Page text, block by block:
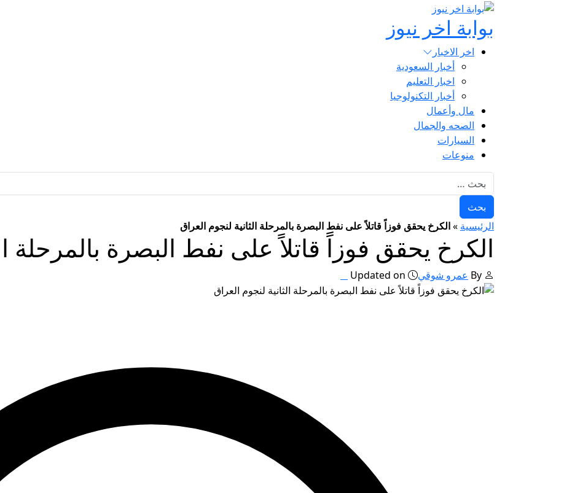
بوابة اخر نيوز
اخر الاخبار
أخبار السعودية
اخبار التعليم
أخبار التكنولوجيا
مال وأعمال
الصحه والجمال
السيارات
منوعات
الرئيسية »الكرخ يحقق فوزاً قاتلاً على نفط البصرة بالمرحلة الثانية لنجوم العراق
الكرخ يحقق فوزاً قاتلاً على نفط البصرة بالمرحلة
By عمرو شوقي Updated on